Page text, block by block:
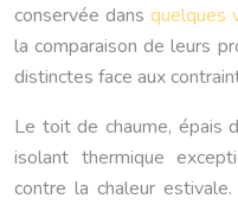
conservée dansquelques
la comparaison de leurs
distinctes face aux
Le toit de chaume, épais
isolant thermique
contre la chaleur